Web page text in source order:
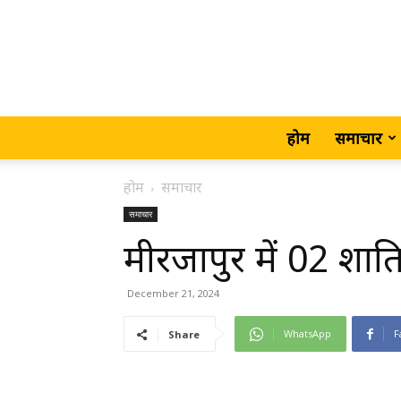
होम समाचार
होम समाचार
समाचार
मीरजापुर में 02
December 21, 2024
Share WhatsApp